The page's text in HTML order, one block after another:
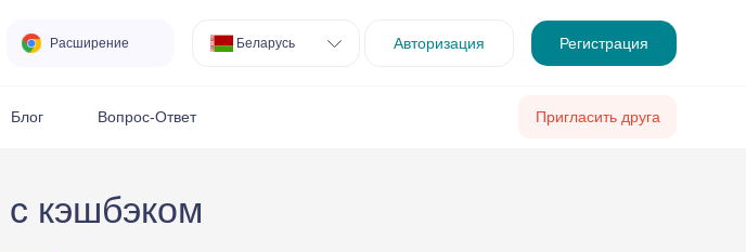
Расширение Беларусь Авторизация Регистрация
Блог Вопрос-Ответ Пригласить друга
кэшбэком